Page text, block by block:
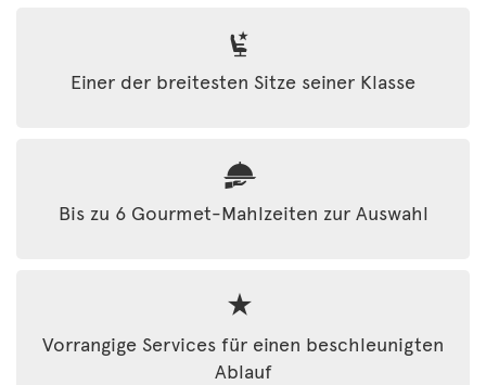
Einer der breitesten Sitze seiner Klasse
Bis zu 6 Gourmet-Mahlzeiten zur Auswahl
Vorrangige Services für einen beschleunigten
Ablauf